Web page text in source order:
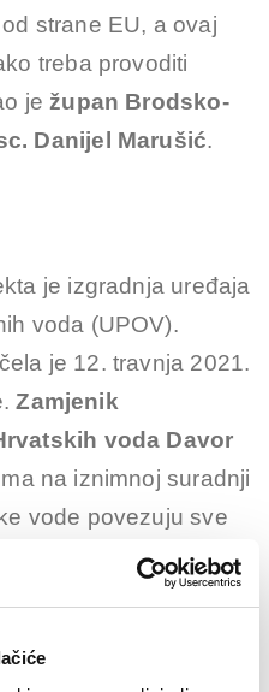
strane EU, a ovaj
treba provoditi
ježupan Brodsko-
Danijel Marušić.
je izgradnja uređaja
voda (UPOV).
je 12. travnja 2021.
Zamjenik
voda Davor
na iznimnoj suradnji
vode povezuju sve
uspješno
velika sredstva i
rasta i razvoja.